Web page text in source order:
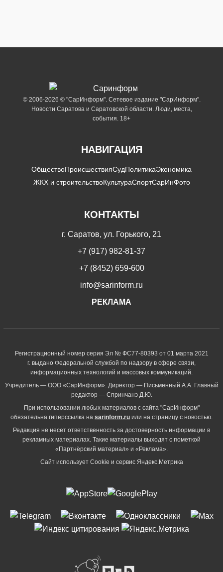
© 2006-2026 © "СарИнформ". Сетевое издание "СарИнформ".
Новости Саратова и Саратовской области. Люди, места,
события. 18+
НАВИГАЦИЯ
ОбществоПроисшествияСудПолитикаЭкономика
ЖКХ и строительствоКультураСпортСарИнФото
КОНТАКТЫ
г. Саратов, ул. Горького, 21
+7 (917) 982-81-37
+7 (8452) 659-600
info@sarinform.ru
РЕКЛАМА
Регистрационный номер серия Эл № ФС77-80393 от 01 марта 2021
г. выдано Федеральной службой по надзору в сфере связи,
информационных технологий и массовых коммуникаций.
Учредитель — ООО «СарИнформ». Директор — Письменный А.А. Главный
редактор — Спринчанэ Д.Ю.
При использовании любых материалов с сайта "СарИнформ"
обязательна гиперссылка на sarinform.ru или на страницу с новостью.
Редакция не несет ответственность за достоверность информации в
рекламных материалах. Такие материалы выходят с пометкой
«Партнёрский материал» и «Реклама».
Сайт использует Cookie и сервиc Яндекс.Метрика